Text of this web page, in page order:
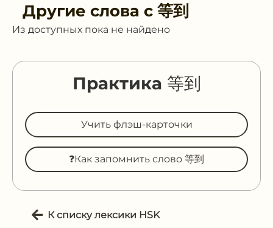
Другие слова с 等到
Из доступных пока не найдено
Практика 等到
Учить флэш-карточки
❓Как запомнить слово 等到
К списку лексики HSK